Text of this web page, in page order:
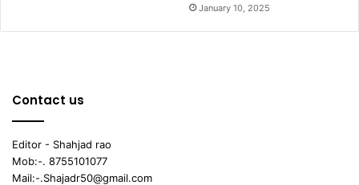
January 10, 2025
Contact us
Editor - Shahjad rao
Mob:-. 8755101077
Mail:-.Shajadr50@gmail.com